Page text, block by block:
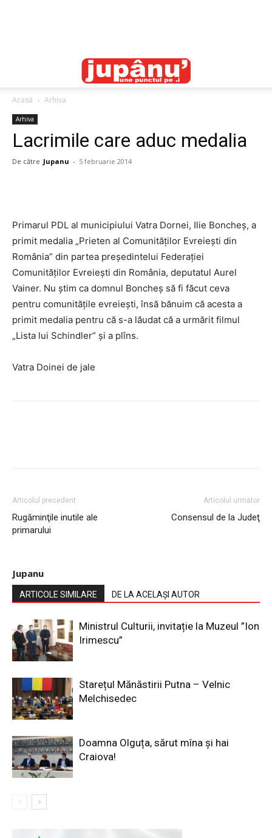
Acasă Arhiva
Arhiva
Lacrimile care aduc medalia
De către Jupanu - 5 februarie 2014
Primarul PDL al municipiului Vatra Dornei, Ilie Boncheş, a
primit medalia „Prieten al Comunităţilor Evreieşti din
România” din partea preşedintelui Federaţiei
Comunităţilor Evreieşti din România, deputatul Aurel
Vainer. Nu ştim ca domnul Boncheş să fi făcut ceva
pentru comunităţile evreieşti, însă bănuim că acesta a
primit medalia pentru că s-a lăudat că a urmărit filmul
„Lista lui Schindler” şi a plîns.
Vatra Doinei de jale
Articolul precedent
Rugăminţile inutile ale
primarului
Articolul următor
Consensul de la Judeţ
Jupanu
ARTICOLE SIMILARE DE LA ACELAȘI AUTOR
Ministrul Culturii, invitație la Muzeul ”Ion
Irimescu”
Starețul Mănăstirii Putna – Velnic
Melchisedec
Doamna Olguța, sărut mîna și hai
Craiova!